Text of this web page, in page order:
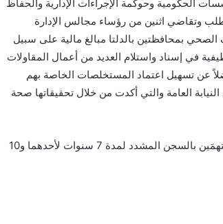
الحكومية وحوكمة الإجراءات الإدارية والحفاظ
وتقاضي اثنين من رؤساء مجالس الإدارة
بمحافظتين بالدلتا مبالغ مالية على سبيل
في إسناد واستلام العديد من أعمال المقاولات
عن تسهيل اعتماد المستخلصات الخاصة بهم
العامة والتي أكدت من خلال تحقيقاتها صحة
وبإحالة القضية إلى المحكمة المختصة أصدرت حكمها بمعاقبة المتهمَين بالسجن المشدد لمدة 7 سنوات لأحدهما و10